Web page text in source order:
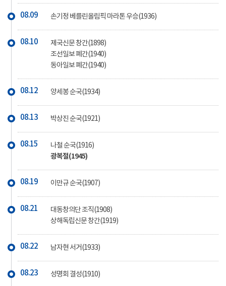
08.09 손기정 베를린올림픽 마라톤 우승(1936)
08.10
제국신문 창간(1898)
조선일보 폐간(1940)
동아일보 폐간(1940)
08.12 양세봉 순국(1934)
08.13 박상진 순국(1921)
08.15 나철 순국(1916)
광복절(1945)
08.19 이만규 순국(1907)
08.21
대동창의단 조직(1908)
상해독립신문 창간(1919)
08.22 남자현 서거(1933)
08.23 성명회 결성(1910)